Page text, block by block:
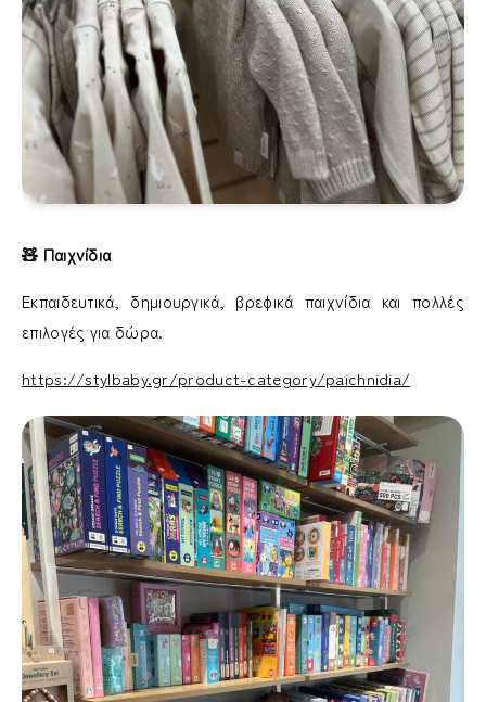
🧸 Παιχνίδια
Εκπαιδευτικά, δημιουργικά, βρεφικά παιχνίδια και πολλές
επιλογές για δώρα.
https://stylbaby.gr/product-category/paichnidia/